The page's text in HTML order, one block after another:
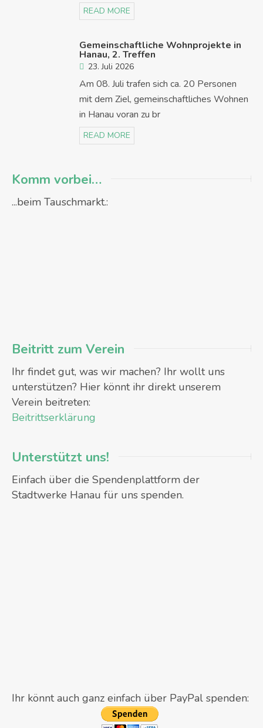
READ MORE
Gemeinschaftliche Wohnprojekte in
Hanau, 2. Treffen
23. Juli 2026
Am 08. Juli trafen sich ca. 20 Personen
mit dem Ziel, gemeinschaftliches Wohnen
in Hanau voran zu br
READ MORE
Komm vorbei…
...beim Tauschmarkt.:
Beitritt zum Verein
Ihr findet gut, was wir machen? Ihr wollt uns
unterstützen? Hier könnt ihr direkt unserem
Verein beitreten:
Beitrittserklärung
Unterstützt uns!
Einfach über die Spendenplattform der
Stadtwerke Hanau für uns spenden.
Ihr könnt auch ganz einfach über PayPal spenden: